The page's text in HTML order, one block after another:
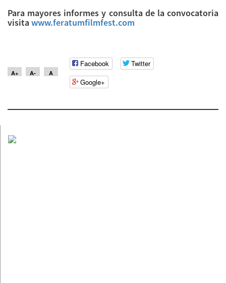
Para mayores informes y consulta de la convocatoria
visita www.feratumfilmfest.com
A+ A- A
Facebook
Twitter
Google+